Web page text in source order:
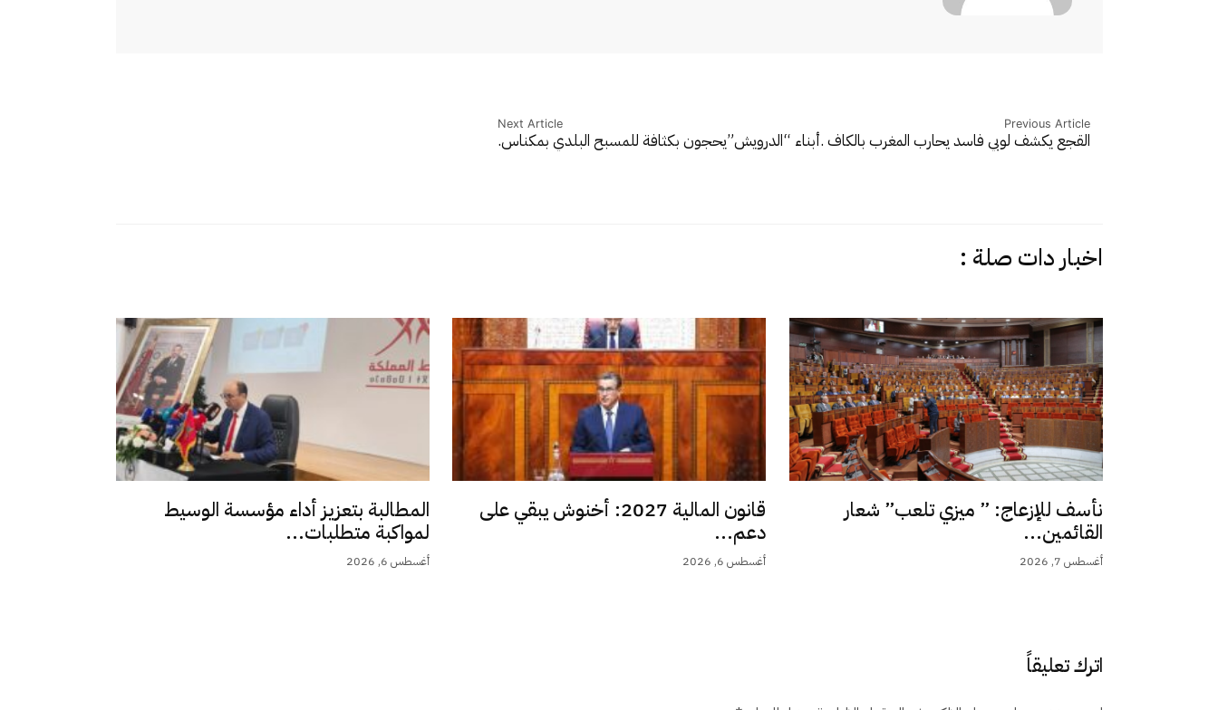
Previous Article
القجع يكشف لوبي فاسد يحارب المغرب بالكاف .
Next Article
أبناء “الدرويش”يحجون بكثافة للمسبح البلدي بمكناس.
اخبار دات صلة :
نأسف للإزعاج: ” ميزي تلعب” شعار
القائمين...
أغسطس 7, 2026
قانون المالية 2027: أخنوش يبقي على
دعم...
أغسطس 6, 2026
المطالبة بتعزيز أداء مؤسسة الوسيط
لمواكبة متطلبات...
أغسطس 6, 2026
اترك تعليقاً